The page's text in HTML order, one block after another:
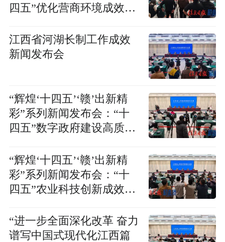
四五”优化营商环境成效新
江西省河湖长制工作成效
新闻发布会
“辉煌‘十四五’‘赣’出新精
彩”系列新闻发布会：“十
四五”数字政府建设高质量
“辉煌‘十四五’‘赣’出新精
彩”系列新闻发布会：“十
四五”农业科技创新成效新
“进一步全面深化改革 奋力
谱写中国式现代化江西篇